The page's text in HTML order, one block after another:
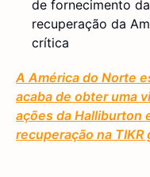
de fornecimento
recuperação da
crítica
A América do Norte
acaba de obter uma
ações da Halliburton
recuperação na